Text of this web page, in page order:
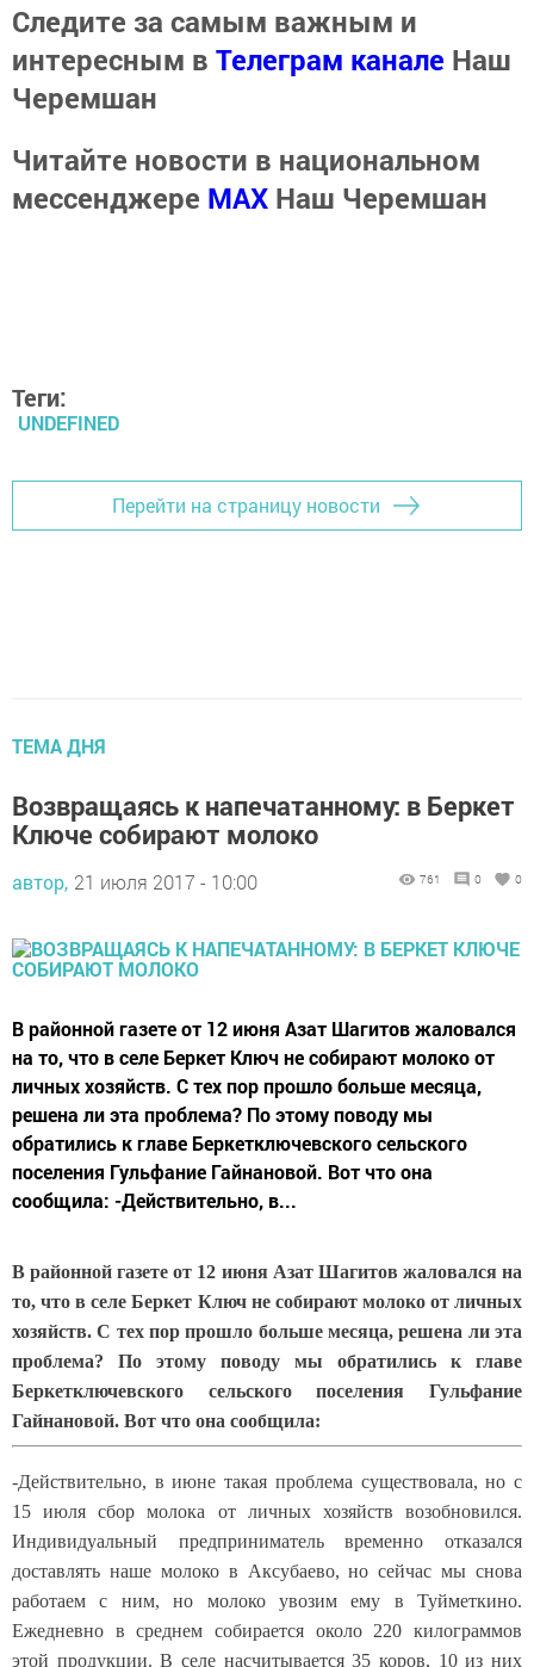
Следите за самым важным и
интересным в Телеграм канале Наш
Черемшан
Читайте новости в национальном
мессенджере MАХ Наш Черемшан
Теги:
UNDEFINED
Перейти на страницу новости
ТЕМА ДНЯ
Возвращаясь к напечатанному: в Беркет
Ключе собирают молоко
автор, 21 июля 2017 - 10:00 761 0 0
В районной газете от 12 июня Азат Шагитов жаловался
на то, что в селе Беркет Ключ не собирают молоко от
личных хозяйств. С тех пор прошло больше месяца,
решена ли эта проблема? По этому поводу мы
обратились к главе Беркетключевского сельского
поселения Гульфание Гайнановой. Вот что она
сообщила: -Действительно, в...
В районной газете от 12 июня Азат Шагитов жаловался на
то, что в селе Беркет Ключ не собирают молоко от личных
хозяйств. С тех пор прошло больше месяца, решена ли эта
проблема? По этому поводу мы обратились к главе
Беркетключевского сельского поселения Гульфание
Гайнановой. Вот что она сообщила:
-Действительно, в июне такая проблема существовала, но с
15 июля сбор молока от личных хозяйств возобновился.
Индивидуальный предприниматель временно отказался
доставлять наше молоко в Аксубаево, но сейчас мы снова
работаем с ним, но молоко увозим ему в Туйметкино.
Ежедневно в среднем собирается около 220 килограммов
этой продукции. В селе насчитывается 35 коров, 10 из них